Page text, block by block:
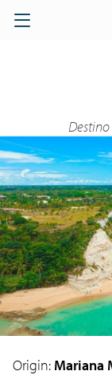
Origin: Mariana